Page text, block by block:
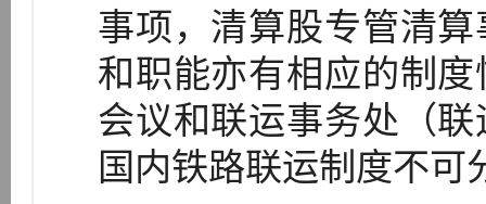
事项，清算股专管清
和职能亦有相应的制
会议和联运事务处（
国内铁路联运制度不可